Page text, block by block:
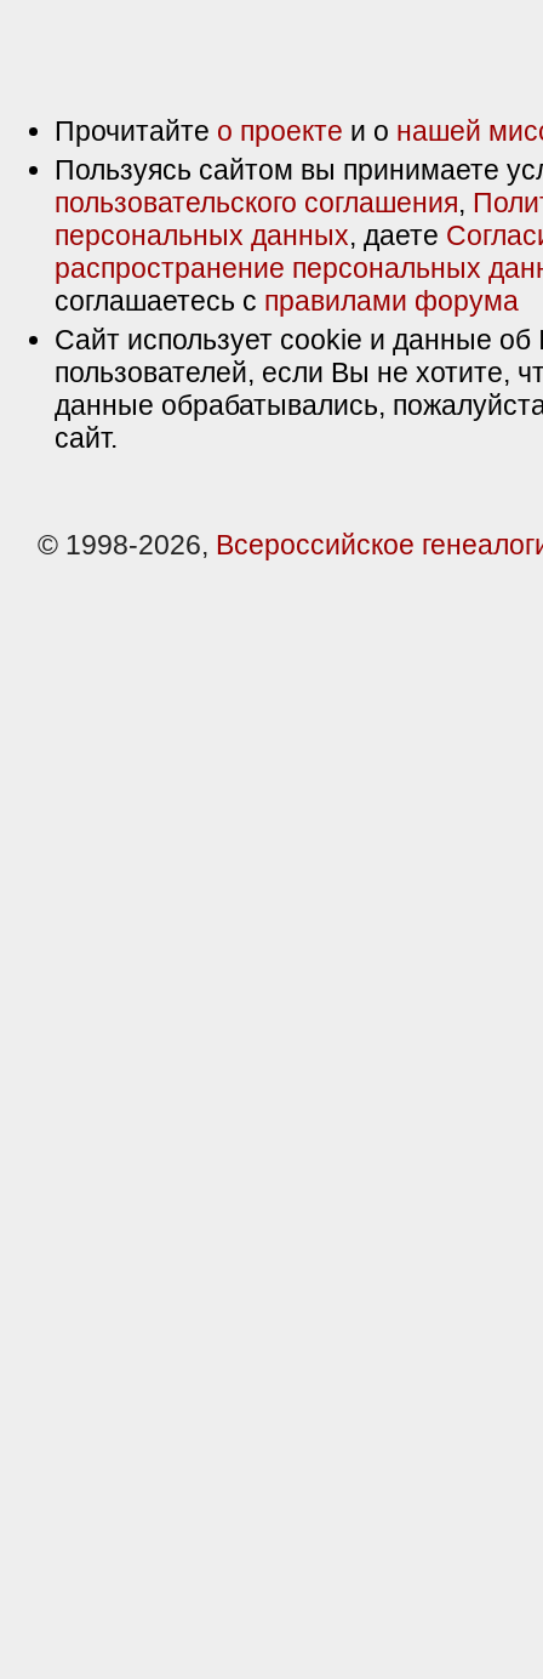
Прочитайте о проекте и о нашей
Пользуясь сайтом вы принимаете
пользовательского соглашения,
персональных данных, даете
распространение персональных
соглашаетесь с правилами форума
Сайт использует cookie и данные об
пользователей, если Вы не хотите,
данные обрабатывались,
сайт.
© 1998-2026, Всероссийское